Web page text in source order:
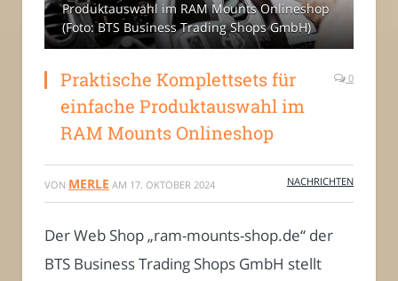
Produktauswahl im RAM Mounts Onlineshop
(Foto: BTS Business Trading Shops GmbH)
Praktische Komplettsets für
einfache Produktauswahl im
RAM Mounts Onlineshop
0
VON MERLE AM 17. OKTOBER 2024 NACHRICHTEN
Der Web Shop „ram-mounts-shop.de“ der
BTS Business Trading Shops GmbH stellt